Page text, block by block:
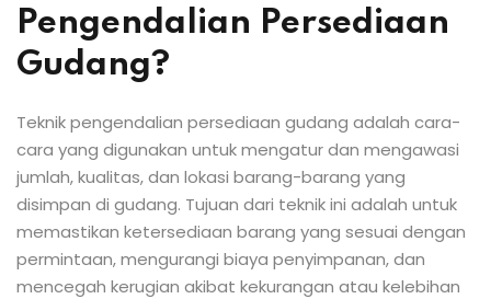
Pengendalian Persediaan
Gudang?
Teknik pengendalian persediaan gudang adalah cara-
cara yang digunakan untuk mengatur dan mengawasi
jumlah, kualitas, dan lokasi barang-barang yang
disimpan di gudang. Tujuan dari teknik ini adalah untuk
memastikan ketersediaan barang yang sesuai dengan
permintaan, mengurangi biaya penyimpanan, dan
mencegah kerugian akibat kekurangan atau kelebihan